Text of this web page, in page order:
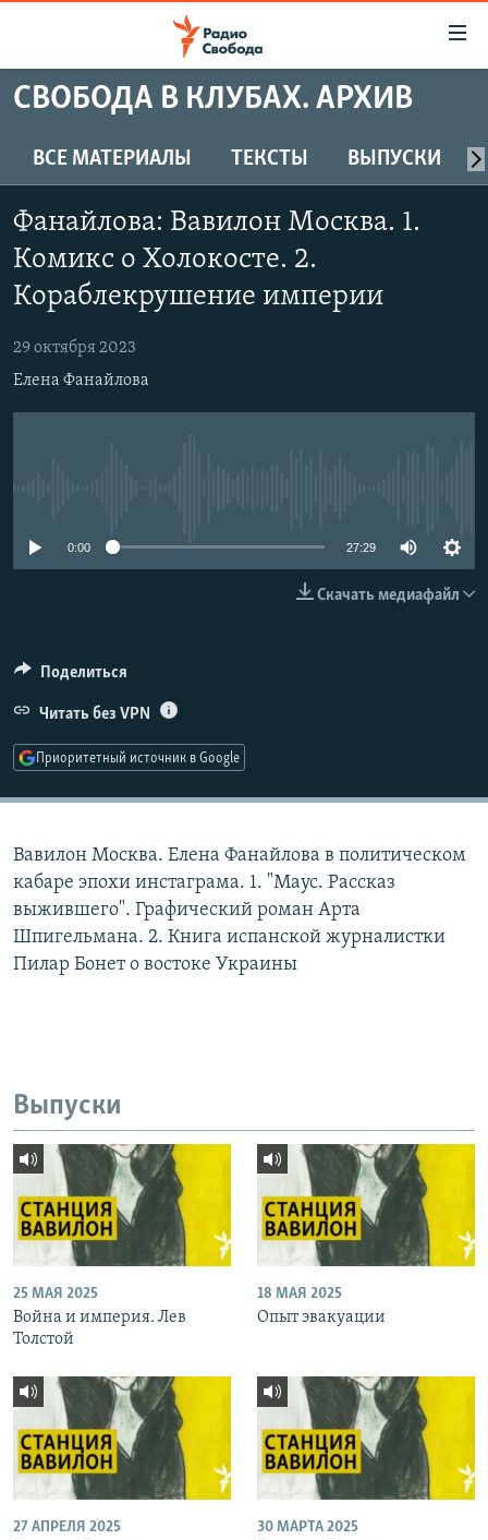
упрощенного
Вернуться
к
основному
содержанию
Вернутся
навигации
Вернутся
ПРОГРАММЫ
ПОДКАСТЫ
ЦИТАТЫ СВОБОДЫ
МНЕНИЯ
КУЛЬТУРА
IDEL.РЕАЛИИ
КАВКАЗ.РЕАЛИИ
ПОДПИШИТЕСЬ НА РАССЫЛКУ
Все сайты РСЕ/РС
СВОБОДА В КЛУБАХ. АРХИВ
ВСЕ МАТЕРИАЛЫ ТЕКСТЫ ВЫПУСКИ
Фанайлова: Вавилон Москва. 1.
Комикс о Холокосте. 2.
Кораблекрушение империи
29 октября 2023
Елена Фанайлова
0:00 27:29
Скачать медиафайл
Поделиться
Читать без VPN
Приоритетный источник в Google
Вавилон Москва. Елена Фанайлова в политическом
кабаре эпохи инстаграма. 1. "Маус. Рассказ
выжившего". Графический роман Арта
Шпигельмана. 2. Книга испанской журналистки
Пилар Бонет о востоке Украины
Выпуски
25 МАЯ 2025
Война и империя. Лев
Толстой
18 МАЯ 2025
Опыт эвакуации
27 АПРЕЛЯ 2025 30 МАРТА 2025